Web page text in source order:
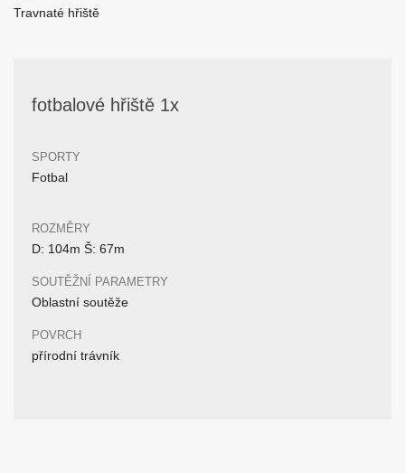
Travnaté hřiště
fotbalové hřiště 1x
SPORTY
Fotbal
ROZMĚRY
D: 104m Š: 67m
SOUTĚŽNÍ PARAMETRY
Oblastní soutěže
POVRCH
přírodní trávník